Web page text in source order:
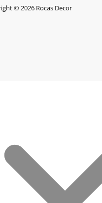
© 2026 Rocas Decor